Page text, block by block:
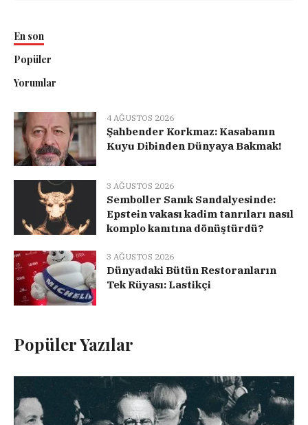
En son
Popüler
Yorumlar
4 AĞUSTOS 2026
Şahbender Korkmaz: Kasabanın
Kuyu Dibinden Dünyaya Bakmak!
3 AĞUSTOS 2026
Semboller Sanık Sandalyesinde:
Epstein vakası kadim tanrıları nasıl
komplo kanıtına dönüştürdü?
3 AĞUSTOS 2026
Dünyadaki Bütün Restoranların
Tek Rüyası: Lastikçi
Popüler Yazılar